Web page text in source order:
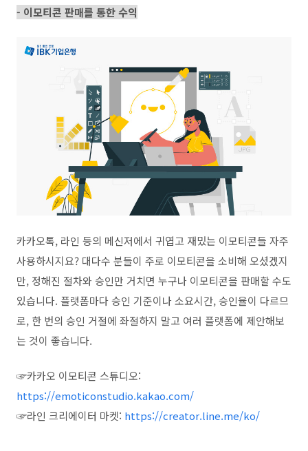
- 이모티콘 판매를 통한 수익
카카오톡, 라인 등의 메신저에서 귀엽고 재밌는 이모티콘들 자주
사용하시지요? 대다수 분들이 주로 이모티콘을 소비해 오셨겠지
만, 정해진 절차와 승인만 거치면 누구나 이모티콘을 판매할 수도
있습니다. 플랫폼마다 승인 기준이나 소요시간,승인율이 다르므
로, 한 번의 승인 거절에 좌절하지 말고 여러 플랫폼에 제안해보
는 것이 좋습니다.
☞카카오 이모티콘 스튜디오:
https://emoticonstudio.kakao.com/
☞라인 크리에이터 마켓: https://creator.line.me/ko/